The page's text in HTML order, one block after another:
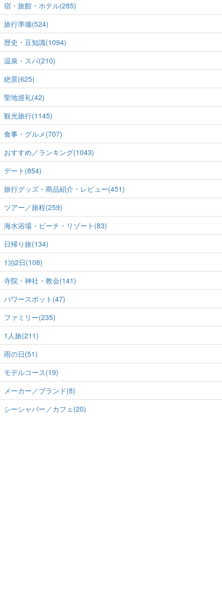
宿・旅館・ホテル(285)
旅行準備(524)
歴史・豆知識(1094)
温泉・スパ(210)
絶景(625)
聖地巡礼(42)
観光旅行(1145)
食事・グルメ(707)
おすすめ／ランキング(1043)
デート(854)
旅行グッズ・商品紹介・レビュー(451)
ツアー／旅程(259)
海水浴場・ビーチ・リゾート(83)
日帰り旅(134)
1泊2日(108)
寺院・神社・教会(141)
パワースポット(47)
ファミリー(235)
1人旅(211)
雨の日(51)
モデルコース(19)
メーカー／ブランド(8)
シーシャバー／カフェ(20)